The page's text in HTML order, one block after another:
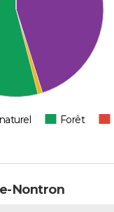
Forêt
Nontron